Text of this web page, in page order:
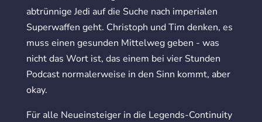
abtrünnige Jedi auf die Suche nach imperialen
Superwaffen geht. Christoph und Tim denken, es
muss einen gesunden Mittelweg geben - was
nicht das Wort ist, das einem bei vier Stunden
Podcast normalerweise in den Sinn kommt, aber
okay.
Für alle Neueinsteiger in die Legends-Continuity